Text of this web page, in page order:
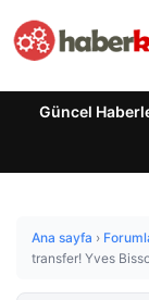
Güncel
Ana sayfa ›
transfer! Yves